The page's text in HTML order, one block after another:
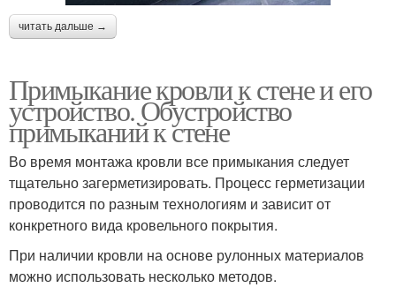
читать дальше →
Примыкание кровли к стене и его
устройство. Обустройство
примыканий к стене
Во время монтажа кровли все примыкания следует
тщательно загерметизировать. Процесс герметизации
проводится по разным технологиям и зависит от
конкретного вида кровельного покрытия.
При наличии кровли на основе рулонных материалов
можно использовать несколько методов.